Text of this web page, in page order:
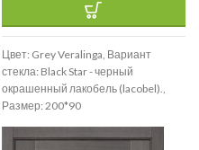
Цвет: Grey Veralinga, Вариант
стекла: Black Star - черный
окрашенный лакобель (lacobel).,
Размер: 200*90